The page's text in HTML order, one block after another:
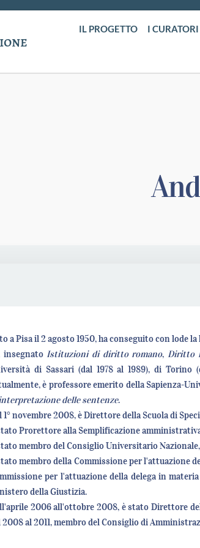
IL PROGETTO I CURATORI
a Pisa il 2 agosto 1950, ha conseguito con lode
insegnatoIstituzioni di diritto romano, Diritto
di Sassari (dal 1978 al 1989), di Torino
è professore emerito della Sapienza-
delle sentenze.
1° novembre 2008, è Direttore della Scuola di
Prorettore alla Semplificazione
membro del Consiglio Universitario
membro della Commissione per l'attuazione
per l'attuazione della delega in
della Giustizia.
2006 all'ottobre 2008, è stato Direttore
2008 al 2011, membro del Consiglio di